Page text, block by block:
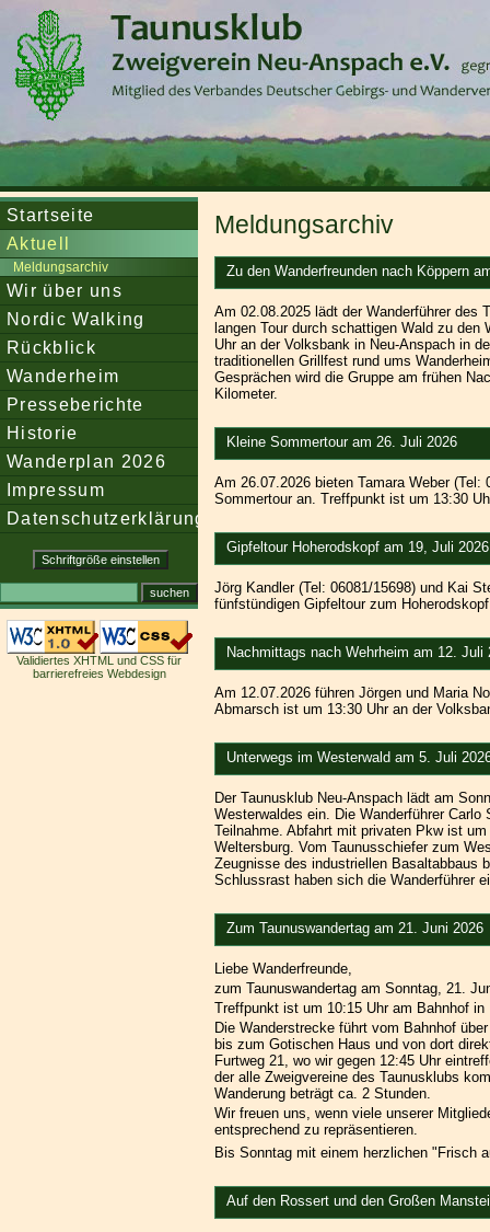
Startseite
Aktuell
Meldungsarchiv
Wir über uns
Nordic Walking
Rückblick
Wanderheim
Presseberichte
Historie
Wanderplan 2026
Impressum
Datenschutzerklärung
Validiertes XHTML und CSS für
barrierefreies Webdesign
Meldungsarchiv
Zu den Wanderfreunden nach Köppern
Am 02.08.2025 lädt der Wanderführer des
langen Tour durch schattigen Wald zu
Uhr an der Volksbank in Neu-Anspach in
traditionellen Grillfest rund ums
Gesprächen wird die Gruppe am frühen
Kilometer.
Kleine Sommertour am 26. Juli 2026
Am 26.07.2026 bieten Tamara Weber
Sommertour an. Treffpunkt ist um 13:30
Gipfeltour Hoherodskopf am 19, Juli 2026
Jörg Kandler (Tel: 06081/15698) und Kai
fünfstündigen Gipfeltour zum
Nachmittags nach Wehrheim am 12. Juli
Am 12.07.2026 führen Jörgen und Maria
Abmarsch ist um 13:30 Uhr an der
Unterwegs im Westerwald am 5. Juli
Der Taunusklub Neu-Anspach lädt am
Westerwaldes ein. Die Wanderführer
Teilnahme. Abfahrt mit privaten Pkw ist
Weltersburg. Vom Taunusschiefer zum
Zeugnisse des industriellen Basaltabbaus
Schlussrast haben sich die Wanderführer
Zum Taunuswandertag am 21. Juni 2026
Liebe Wanderfreunde,
zum Taunuswandertag am Sonntag, 21.
Treffpunkt ist um 10:15 Uhr am Bahnhof
Die Wanderstrecke führt vom Bahnhof
bis zum Gotischen Haus und von dort
Furtweg 21, wo wir gegen 12:45 Uhr
der alle Zweigvereine des Taunusklubs
Wanderung beträgt ca. 2 Stunden.
Wir freuen uns, wenn viele unserer
entsprechend zu repräsentieren.
Bis Sonntag mit einem herzlichen "Frisch
Auf den Rossert und den Großen